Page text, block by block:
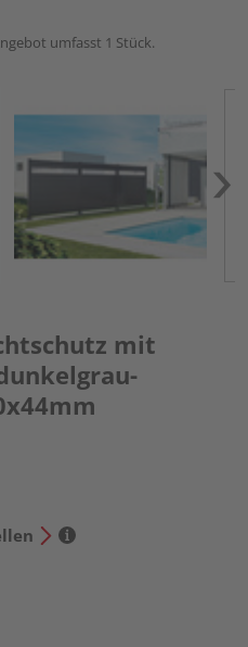
umfasst 1 Stück.
mit